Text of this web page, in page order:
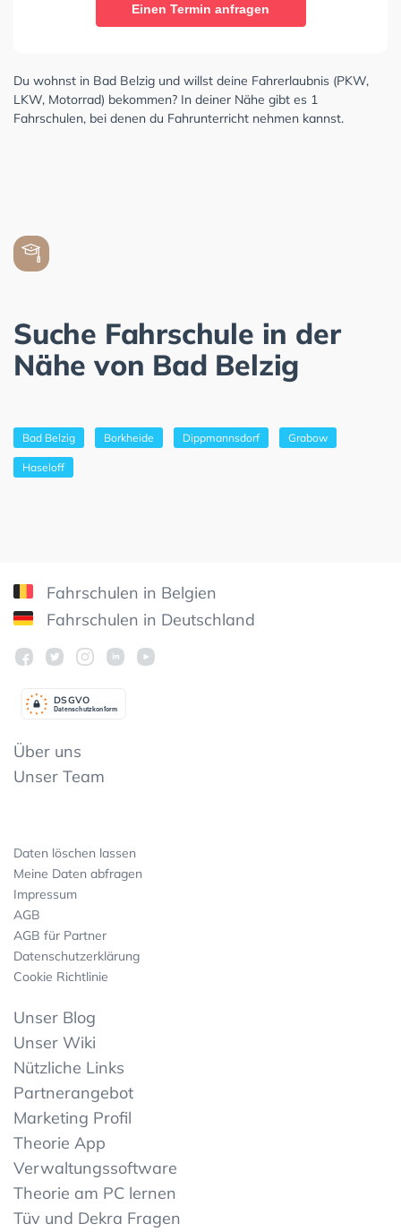
Einen Termin anfragen
Du wohnst in Bad Belzig und willst deine Fahrerlaubnis (PKW,
LKW, Motorrad) bekommen? In deiner Nähe gibt es 1
Fahrschulen, bei denen du Fahrunterricht nehmen kannst.
Suche Fahrschule in der
Nähe von Bad Belzig
Bad Belzig Borkheide Dippmannsdorf Grabow
Haseloff
Fahrschulen in Belgien
Fahrschulen in Deutschland
Datenschutzkonform
DSGVO
Über uns
Unser Team
Daten löschen lassen
Meine Daten abfragen
Impressum
AGB
AGB für Partner
Datenschutzerklärung
Cookie Richtlinie
Unser Blog
Unser Wiki
Nützliche Links
Partnerangebot
Marketing Profil
Theorie App
Verwaltungssoftware
Theorie am PC lernen
Tüv und Dekra Fragen